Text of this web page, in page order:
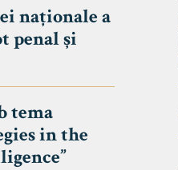
naționale a
penal și
tema
in the